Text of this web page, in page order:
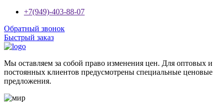
+7(949)-403-88-07
Обратный звонок
Быстрый заказ
Мы оставляем за собой право изменения цен. Для оптовых и
постоянных клиентов предусмотрены специальные ценовые
предложения.